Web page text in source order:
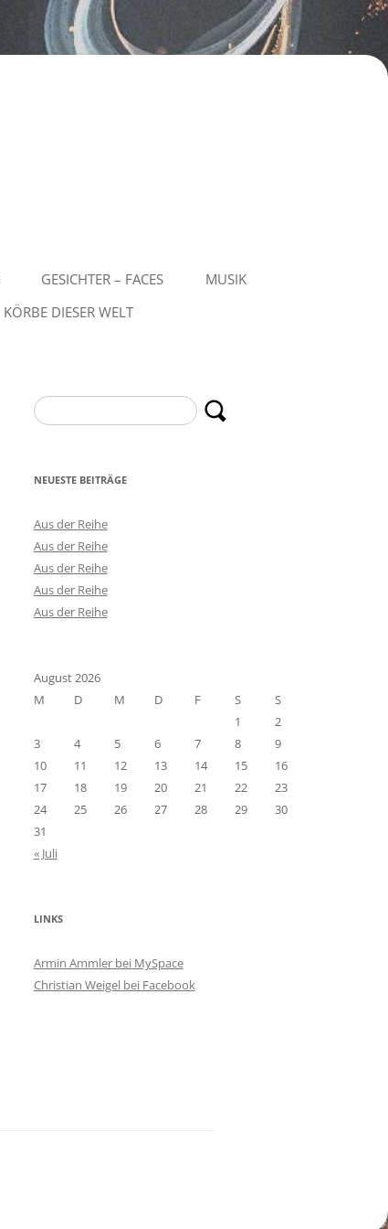
GESICHTER – FACES
MUSIK
KÖRBE DIESER WELT
Suchen
nach:
NEUESTE BEITRÄGE
Aus der Reihe
Aus der Reihe
Aus der Reihe
Aus der Reihe
Aus der Reihe
August 2026
M
D M D F S
S
1
2
3
4 5 6 7 8
9
10
11 12 13 14 15
16
17
18 19 20 21 22
23
24
25 26 27 28 29
30
31
« Juli
LINKS
Armin Ammler bei MySpace
Christian Weigel bei Facebook